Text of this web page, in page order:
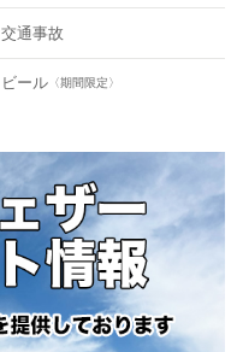
交通事故
ビール 〈期間限定〉